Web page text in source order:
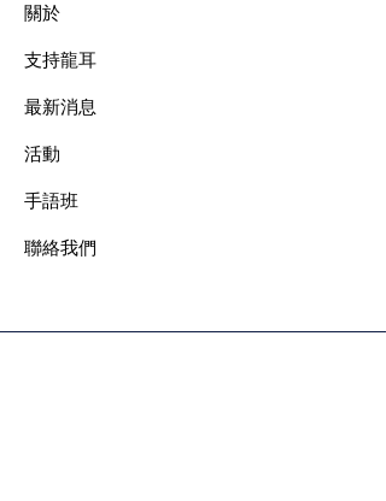
關於
支持龍耳
最新消息
​活動
手語班
​聯絡我們